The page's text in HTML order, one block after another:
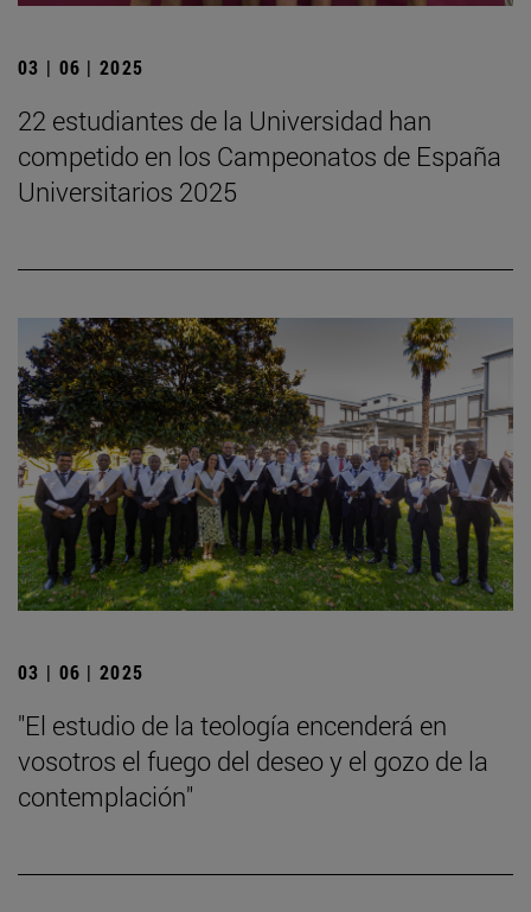
03 | 06 | 2025
22 estudiantes de la Universidad han
competido en los Campeonatos de España
Universitarios 2025
03 | 06 | 2025
"El estudio de la teología encenderá en
vosotros el fuego del deseo y el gozo de la
contemplación"